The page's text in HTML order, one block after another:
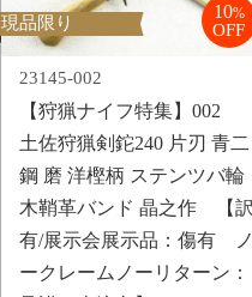
現品限り
10%
OFF
23145-002
【狩猟ナイフ特集】002
土佐狩猟剣鉈240 片刃 青二
鋼 磨 洋樫柄 ステンツバ輪
木鞘革バンド 晶之作 【
有/展示会展示品：傷有
ークレームノーリターン：